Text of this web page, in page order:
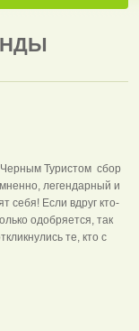
Туристом сбор
легендарный и
себя! Если вдруг кто-
одобряется, так
те, кто с